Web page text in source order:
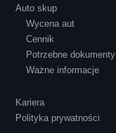
Auto skup
Wycena aut
Cennik
Potrzebne dokumenty
Ważne informacje
Kariera
Polityka prywatności